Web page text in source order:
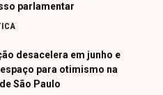
parlamentar
desacelera em junho e
para otimismo na
São Paulo